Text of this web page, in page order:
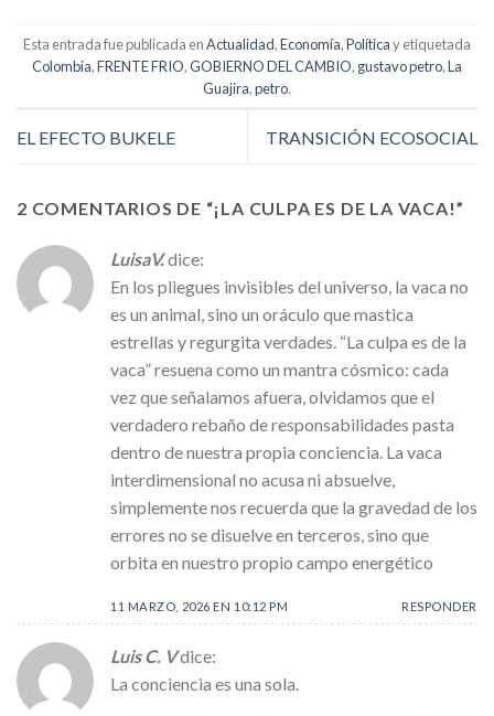
Esta entrada fue publicada enActualidad,Economía,Políticay etiquetada
Colombia,FRENTE FRIO,GOBIERNO DEL CAMBIO, gustavo petro,La
Guajira,petro.
EL EFECTO BUKELE TRANSICIÓN ECOSOCIAL
2 COMENTARIOS DE “¡LA CULPA ES DE LA VACA!”
LuisaV.dice:
En los pliegues invisibles del universo, la vaca no
es un animal, sino un oráculo que mastica
estrellas y regurgita verdades. “La culpa es de la
vaca” resuena como un mantra cósmico: cada
vez que señalamos afuera, olvidamos que el
verdadero rebaño de responsabilidades pasta
dentro de nuestra propia conciencia. La vaca
interdimensional no acusa ni absuelve,
simplemente nos recuerda que la gravedad de los
errores no se disuelve en terceros, sino que
orbita en nuestro propio campo energético
11 MARZO, 2026 EN 10:12 PM RESPONDER
Luis C. Vdice:
La conciencia es una sola.